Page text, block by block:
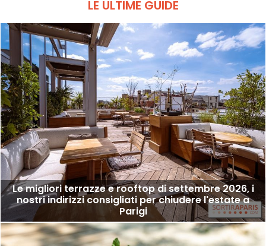
LE ULTIME GUIDE
Le migliori terrazze e rooftop di settembre 2026, i
nostri indirizzi consigliati per chiudere l'estate a
Parigi